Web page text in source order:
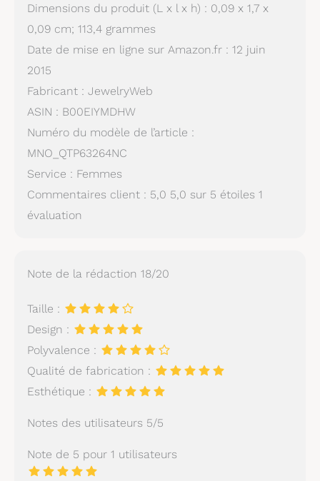
Dimensions du produit (L x l x h) : 0,09 x 1,7 x
0,09 cm; 113,4 grammes
Date de mise en ligne sur Amazon.fr : 12 juin
2015
Fabricant : JewelryWeb
ASIN : B00EIYMDHW
Numéro du modèle de l’article :
MNO_QTP63264NC
Service : Femmes
Commentaires client : 5,0 5,0 sur 5 étoiles 1
évaluation
Note de la rédaction 18/20
Taille :
Design :
Polyvalence :
Qualité de fabrication :
Esthétique :
Notes des utilisateurs 5/5
Note de 5 pour 1 utilisateurs